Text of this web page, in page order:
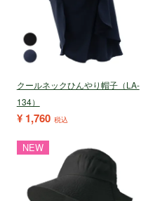
クールネックひんやり帽子（LA-
134）
¥ 1,760 税込
NEW